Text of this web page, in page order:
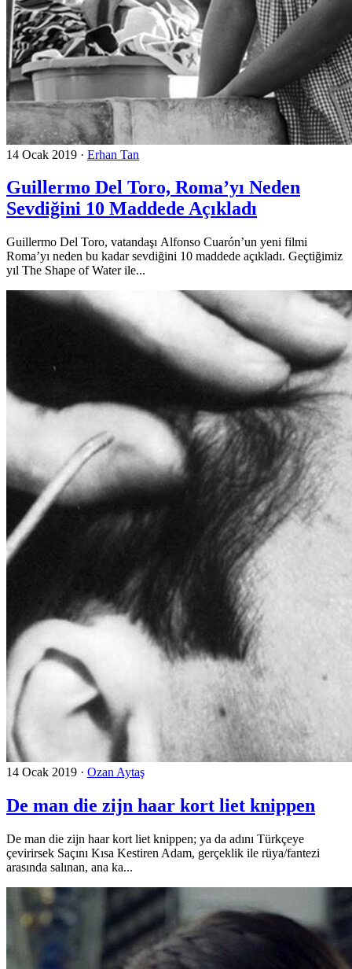
14 Ocak 2019 · Erhan Tan
Guillermo Del Toro, Roma’yı Neden
Sevdiğini 10 Maddede Açıkladı
Guillermo Del Toro, vatandaşı Alfonso Cuarón’un yeni filmi
Roma’yı neden bu kadar sevdiğini 10 maddede açıkladı. Geçtiğimiz
yıl The Shape of Water ile...
14 Ocak 2019 · Ozan Aytaş
De man die zijn haar kort liet knippen
De man die zijn haar kort liet knippen; ya da adını Türkçeye
çevirirsek Saçını Kısa Kestiren Adam, gerçeklik ile rüya/fantezi
arasında salınan, ana ka...